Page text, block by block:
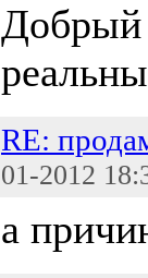
Добрый
RE:
01-2012
а